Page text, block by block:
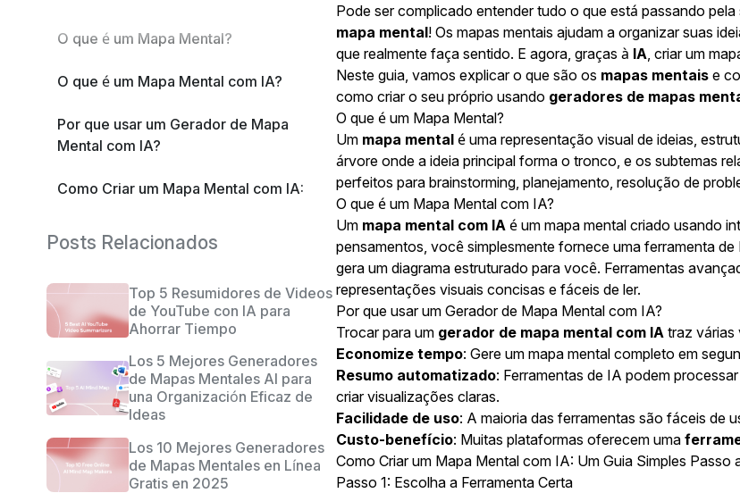
O que é um Mapa Mental?
O que é um Mapa Mental com IA?
Por que usar um Gerador de Mapa
Mental com IA?
Como Criar um Mapa Mental com IA:
O Futuro dos Mapas Mentais com IA
Organize suas Ideias com Mapas
Mentais com IA
Posts Relacionados
Top 5 Resumidores de Videos
de YouTube con IA para
Ahorrar Tiempo
Los 5 Mejores Generadores
de Mapas Mentales AI para
una Organización Eficaz de
Ideas
Los 10 Mejores Generadores
de Mapas Mentales en Línea
Gratis en 2025
Pode ser complicado entender tudo o que está passando
mapa mental! Os mapas mentais ajudam a organizar suas
que realmente faça sentido. E agora, graças à IA, criar um
Neste guia, vamos explicar o que são os mapas mentais e
como criar o seu próprio usando geradores de mapas
O que é um Mapa Mental?
Um mapa mental é uma representação visual de ideias,
árvore onde a ideia principal forma o tronco, e os subtemas
perfeitos para brainstorming, planejamento, resolução de
O que é um Mapa Mental com IA?
Um mapa mental com IA é um mapa mental criado usando
pensamentos, você simplesmente fornece uma ferramenta
gera um diagrama estruturado para você. Ferramentas
representações visuais concisas e fáceis de ler.
Por que usar um Gerador de Mapa Mental com IA?
Trocar para um gerador de mapa mental com IA traz várias
Economize tempo: Gere um mapa mental completo em
Resumo automatizado: Ferramentas de IA podem
criar visualizações claras.
Facilidade de uso: A maioria das ferramentas são fáceis de
Custo-benefício: Muitas plataformas oferecem uma
Como Criar um Mapa Mental com IA: Um Guia Simples Passo
Passo 1: Escolha a Ferramenta Certa